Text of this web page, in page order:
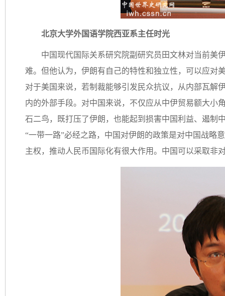
北京大学外国语学院西亚系主任时光
中国现代国际关系研究院副研究员田文林对当前美
难。但他认为，伊朗有自己的特性和独立性，可以应对
对于美国来说，若制裁能够引发民众抗议，从内部瓦解
内的外部手段。对中国来说，不仅应从中伊贸易额大小
石二鸟，既打压了伊朗，也能起到损害中国利益、遏制
“一带一路”必经之路，中国对伊朗的政策是对中国战略
主权，推动人民币国际化有很大作用。中国可以采取非